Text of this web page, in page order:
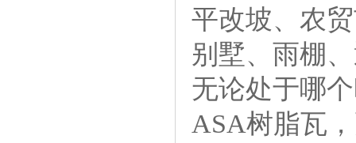
平改坡、农
别墅、雨棚
无论处于哪
ASA树脂瓦